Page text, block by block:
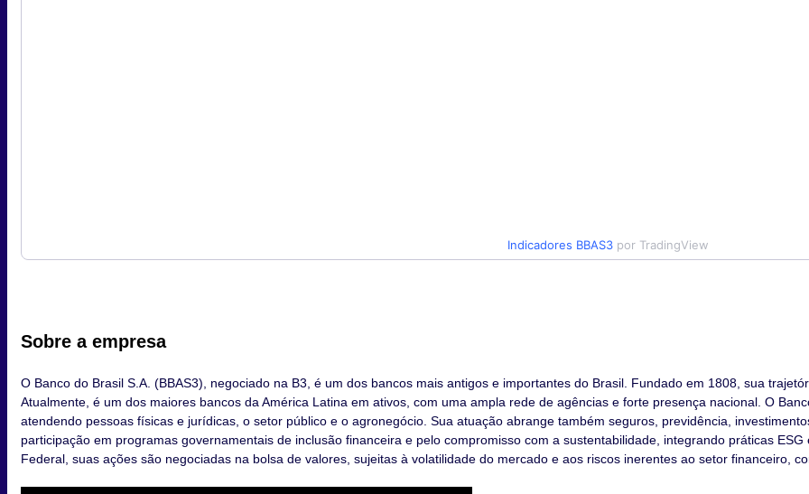
Indicadores BBAS3 por TradingView
Sobre a empresa
O Banco do Brasil S.A. (BBAS3), negociado na B3, é um dos bancos mais antigos e importantes do Brasil. Fundado em 1808, sua
Atualmente, é um dos maiores bancos da América Latina em ativos, com uma ampla rede de agências e forte presença nacional. O
atendendo pessoas físicas e jurídicas, o setor público e o agronegócio. Sua atuação abrange também seguros, previdência,
participação em programas governamentais de inclusão financeira e pelo compromisso com a sustentabilidade, integrando práticas
Federal, suas ações são negociadas na bolsa de valores, sujeitas à volatilidade do mercado e aos riscos inerentes ao setor financeiro,